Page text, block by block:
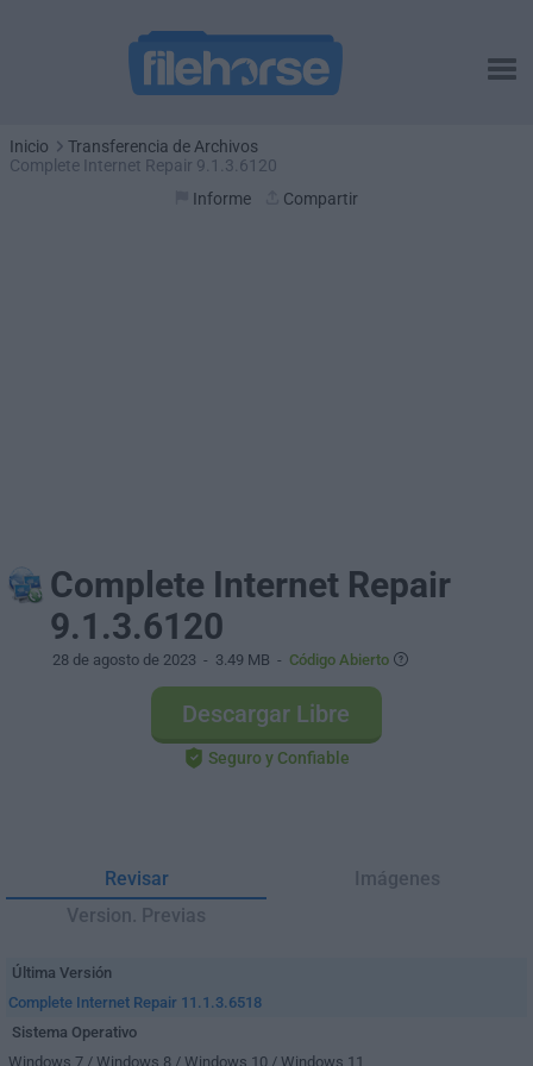
Inicio
Transferencia de Archivos
Complete Internet Repair 9.1.3.6120
Informe
Compartir
Complete Internet Repair
9.1.3.6120
28 de agosto de 2023 - 3.49 MB - Código Abierto
Descargar Libre
Seguro y Confiable
Revisar
Imágenes
Version. Previas
Última Versión
Complete Internet Repair 11.1.3.6518
Sistema Operativo
Windows 7 / Windows 8 / Windows 10 / Windows 11